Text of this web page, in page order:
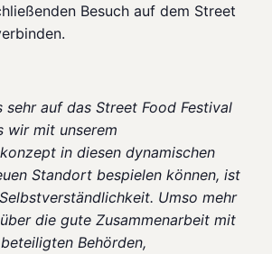
Besuch auf dem Street
sehr auf das Street Food Festival
wir mit unserem
in diesen dynamischen
Standort bespielen können, ist
Umso mehr
die gute Zusammenarbeit mit
Behörden,